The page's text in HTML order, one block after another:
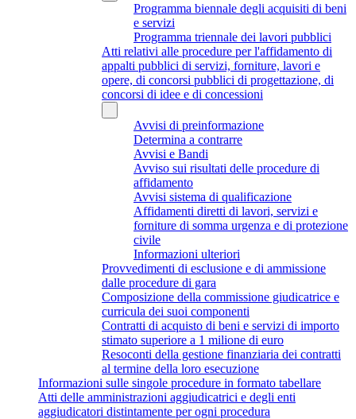
Programma biennale degli acquisiti di beni
e servizi
Programma triennale dei lavori pubblici
Atti relativi alle procedure per l'affidamento di
appalti pubblici di servizi, forniture, lavori e
opere, di concorsi pubblici di progettazione, di
concorsi di idee e di concessioni
Avvisi di preinformazione
Determina a contrarre
Avvisi e Bandi
Avviso sui risultati delle procedure di
affidamento
Avvisi sistema di qualificazione
Affidamenti diretti di lavori, servizi e
forniture di somma urgenza e di protezione
civile
Informazioni ulteriori
Provvedimenti di esclusione e di ammissione
dalle procedure di gara
Composizione della commissione giudicatrice e
curricula dei suoi componenti
Contratti di acquisto di beni e servizi di importo
stimato superiore a 1 milione di euro
Resoconti della gestione finanziaria dei contratti
al termine della loro esecuzione
Informazioni sulle singole procedure in formato tabellare
Atti delle amministrazioni aggiudicatrici e degli enti
aggiudicatori distintamente per ogni procedura